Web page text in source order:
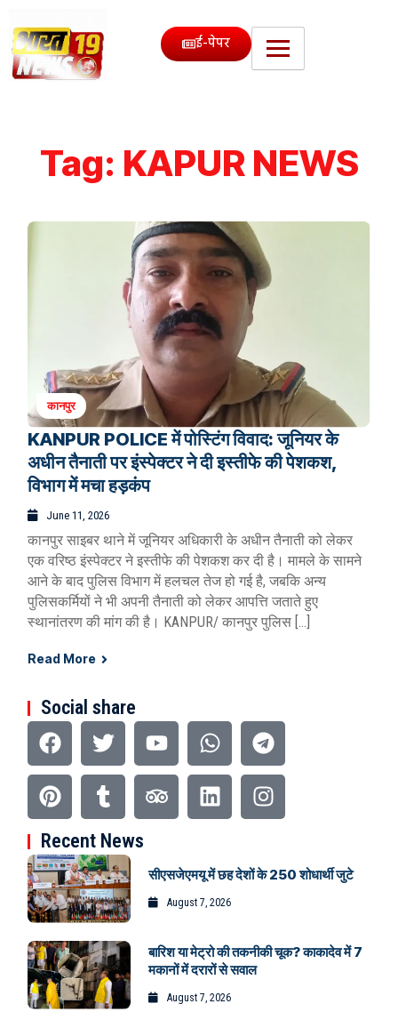
ई-पेपर
Tag: KAPUR NEWS
कानपुर
KANPUR POLICE में पोस्टिंग विवाद: जूनियर के
अधीन तैनाती पर इंस्पेक्टर ने दी इस्तीफे की पेशकश,
विभाग में मचा हड़कंप
June 11, 2026
कानपुर साइबर थाने में जूनियर अधिकारी के अधीन तैनाती को लेकर
एक वरिष्ठ इंस्पेक्टर ने इस्तीफे की पेशकश कर दी है। मामले के सामने
आने के बाद पुलिस विभाग में हलचल तेज हो गई है, जबकि अन्य
पुलिसकर्मियों ने भी अपनी तैनाती को लेकर आपत्ति जताते हुए
स्थानांतरण की मांग की है। KANPUR/ कानपुर पुलिस […]
Read More
Social share
Recent News
सीएसजेएमयू में छह देशों के 250 शोधार्थी जुटे
August 7, 2026
बारिश या मेट्रो की तकनीकी चूक? काकादेव में 7
मकानों में दरारों से सवाल
August 7, 2026